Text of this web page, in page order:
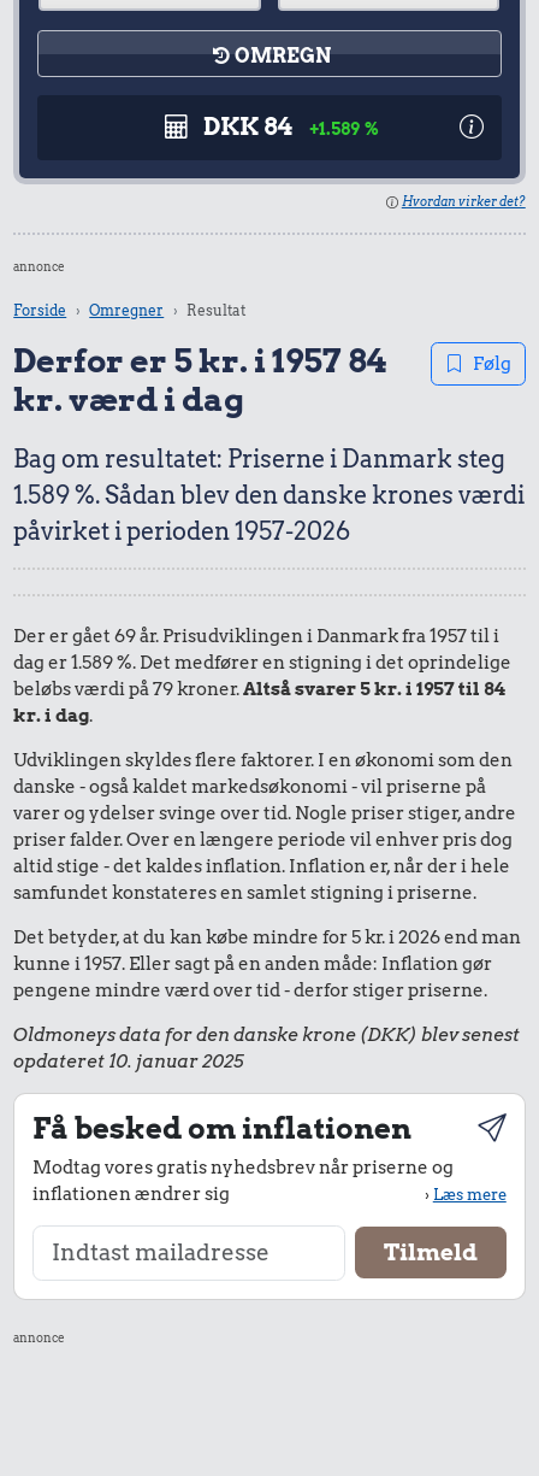
OMREGN
DKK 84 +1.589 %
Hvordan virker det?
annonce
Forside Omregner Resultat
Derfor er 5 kr. i 1957 84
kr. værd i dag
Følg
Bag om resultatet: Priserne i Danmark steg
1.589 %. Sådan blev den danske krones værdi
påvirket i perioden 1957-2026
Der er gået 69 år. Prisudviklingen i Danmark fra 1957 til i
dag er 1.589 %. Det medfører en stigning i det oprindelige
beløbs værdi på 79 kroner.Altså svarer 5 kr. i 1957 til 84
kr. i dag.
Udviklingen skyldes flere faktorer. I en økonomi som den
danske - også kaldet markedsøkonomi - vil priserne på
varer og ydelser svinge over tid. Nogle priser stiger, andre
priser falder. Over en længere periode vil enhver pris dog
altid stige - det kaldes inflation. Inflation er, når der i hele
samfundet konstateres en samlet stigning i priserne.
Det betyder, at du kan købe mindre for 5 kr. i 2026 end man
kunne i 1957. Eller sagt på en anden måde: Inflation gør
pengene mindre værd over tid - derfor stiger priserne.
Oldmoneys data for den danske krone (DKK) blev senest
opdateret 10. januar 2025
Få besked om inflationen
Modtag vores gratis nyhedsbrev når priserne og
inflationen ændrer sig
›Læs mere
annonce